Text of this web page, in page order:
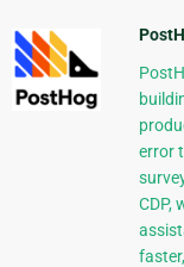
error
CDP,